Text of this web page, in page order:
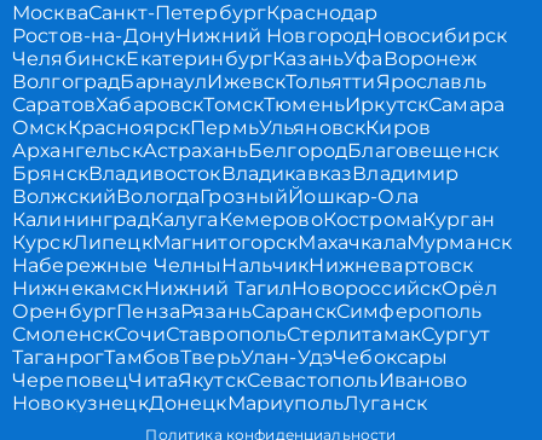
МоскваСанкт-ПетербургКраснодар
Ростов-на-ДонуНижний НовгородНовосибирск
ЧелябинскЕкатеринбургКазаньУфаВоронеж
ВолгоградБарнаулИжевскТольяттиЯрославль
СаратовХабаровскТомскТюменьИркутскСамара
ОмскКрасноярскПермьУльяновскКиров
АрхангельскАстраханьБелгородБлаговещенск
БрянскВладивостокВладикавказВладимир
ВолжскийВологдаГрозныйЙошкар-Ола
КалининградКалугаКемеровоКостромаКурган
КурскЛипецкМагнитогорскМахачкалаМурманск
Набережные ЧелныНальчикНижневартовск
НижнекамскНижний ТагилНовороссийскОрёл
ОренбургПензаРязаньСаранскСимферополь
СмоленскСочиСтавропольСтерлитамакСургут
ТаганрогТамбовТверьУлан-УдэЧебоксары
ЧереповецЧитаЯкутскСевастопольИваново
НовокузнецкДонецкМариупольЛуганск
Политика конфиденциальности